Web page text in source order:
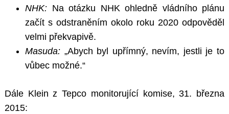
NHK: Na otázku NHK ohledně vládního plánu
začít s odstraněním okolo roku 2020 odpověděl
velmi překvapivě.
Masuda: „Abych byl upřímný, nevím, jestli je to
vůbec možné.“
Dále Klein z Tepco monitorující komise, 31. března
2015: